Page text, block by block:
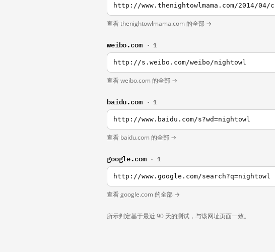
查看 thenightowlmama.com 的全部 →
weibo.com · 1
http://s.weibo.com/weibo/nightowl
查看 weibo.com 的全部 →
baidu.com · 1
http://www.baidu.com/s?wd=nightowl
查看 baidu.com 的全部 →
google.com · 1
http://www.google.com/search?q=nightowl
查看 google.com 的全部 →
所示判定基于最近 90 天的测试，与该网址页面一致。